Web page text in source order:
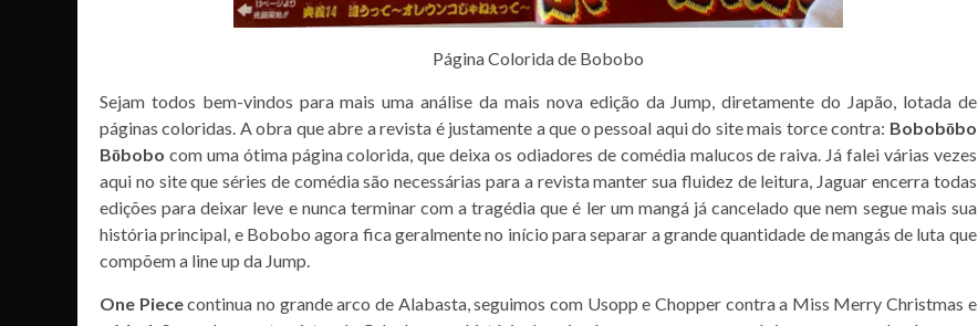
Página Colorida de Bobobo
Sejam todos bem-vindos para mais uma análise da mais nova edição da Jump, diretamente do Japão, lotada de
páginas coloridas. A obra que abre a revista é justamente a que o pessoal aqui do site mais torce contra: Bobobōbo
Bōbobo com uma ótima página colorida, que deixa os odiadores de comédia malucos de raiva. Já falei várias vezes
aqui no site que séries de comédia são necessárias para a revista manter sua fluidez de leitura, Jaguar encerra todas
edições para deixar leve e nunca terminar com a tragédia que é ler um mangá já cancelado que nem segue mais sua
história principal, e Bobobo agora fica geralmente no início para separar a grande quantidade de mangás de luta que
compõem a line up da Jump.
One Piececontinua no grande arco de Alabasta, seguimos com Usopp e Chopper contra a Miss Merry Christmas e